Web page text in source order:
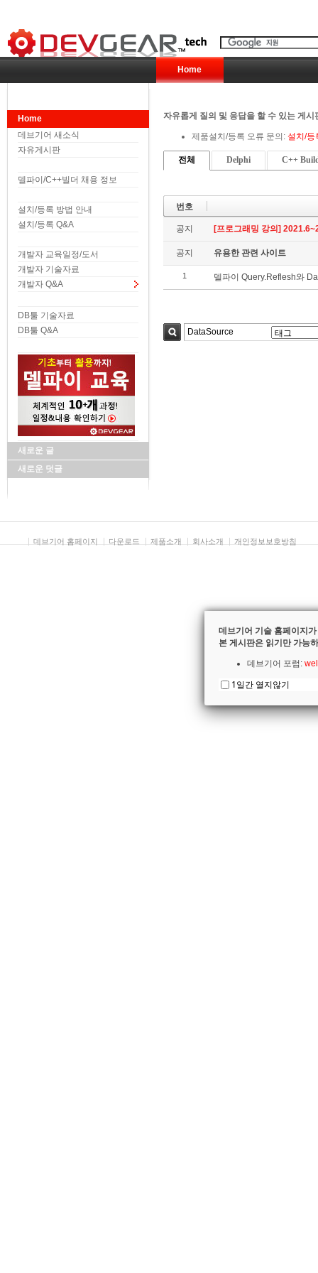
Home
Home
데브기어 새소식
자유게시판
델파이/C++빌더 채용 정보
설치/등록 방법 안내
설치/등록 Q&A
개발자 교육일정/도서
개발자 기술자료
개발자 Q&A
DB툴 기술자료
DB툴 Q&A
새로운 글
새로운 덧글
자유롭게 질의 및 응답을 할 수 있는 게
제품설치/등록 오류 문의: 설치/등
전체 Delphi C++
번호
공지 [프로그래밍 강의]
공지 유용한 관련 사이트
1 델파이 Query.Reflesh와
데브기어 홈페이지 다운로드 제품소개 회사소개 개인정보보호방침
데브기어 기술 홈페이지
본 게시판은 읽기만 가능
데브기어 포럼:
1일간 열지않기